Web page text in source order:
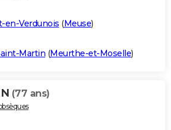
en-Verdunois (Meuse)
Martin (Meurthe-et-Moselle)
(77 ans)